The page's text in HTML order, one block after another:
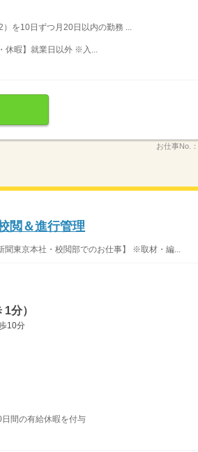
を10日ずつ月20日以内の勤務 ...
休暇】就業日以外 ※入...
お仕事No.：
閲＆進行管理
東京本社・校閲部でのお仕事】 ※取材・編...
分）
10分
間の有給休暇を付与